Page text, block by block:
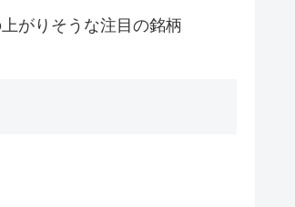
がりそうな注目の銘柄